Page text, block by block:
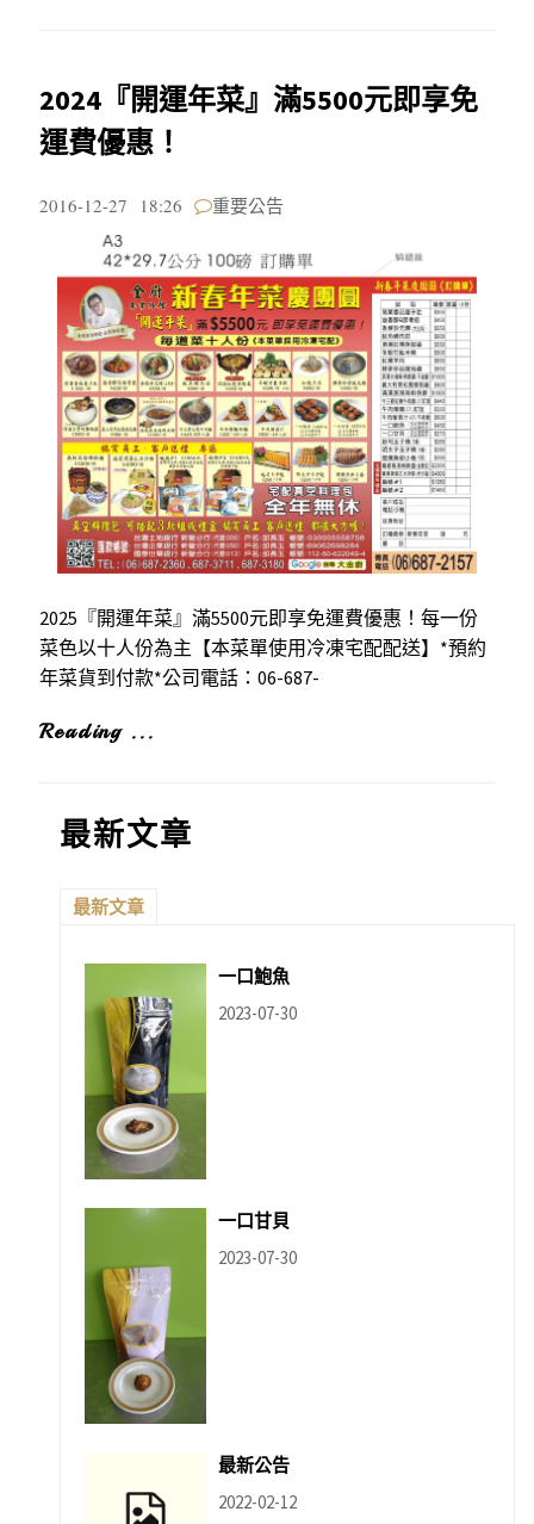
2024『開運年菜』滿5500元即享免
運費優惠！
2016-12-27 18:26 重要公告
2025『開運年菜』滿5500元即享免運費優惠！每一份
菜色以十人份為主【本菜單使用冷凍宅配配送】*預約
年菜貨到付款*公司電話：06-687-
Reading ...
最新文章
最新文章
一口鮑魚
2023-07-30
一口甘貝
2023-07-30
最新公告
2022-02-12